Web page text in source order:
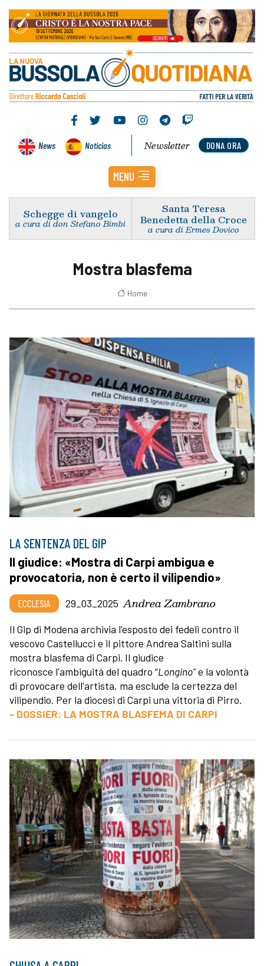
News Noticias DONA ORA
Newsletter
MENU
Schegge di vangelo
a cura di don Stefano Bimbi
Santa Teresa
Benedetta della Croce
a cura di Ermes Dovico
Mostra blasfema
Home
LA SENTENZA DEL GIP
Il giudice: «Mostra di Carpi ambigua e
provocatoria, non è certo il vilipendio»
ECCLESIA 29_03_2025 Andrea Zambrano
Il Gip di Modena archivia l'esposto dei fedeli contro il
vescovo Castellucci e il pittore Andrea Saltini sulla
mostra blasfema di Carpi. Il giudice
riconosce l'ambiguità del quadro “Longino”e la volontà
di provocare dell'artista, ma esclude la certezza del
vilipendio. Per la diocesi di Carpi una vittoria di Pirro.
- DOSSIER: LA MOSTRA BLASFEMA DI CARPI